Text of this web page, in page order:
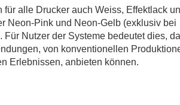
für alle Drucker auch Weiss, Effektlack
Neon-Pink und Neon-Gelb (exklusiv bei
Für Nutzer der Systeme bedeutet dies,
von konventionellen
Erlebnissen, anbieten können.